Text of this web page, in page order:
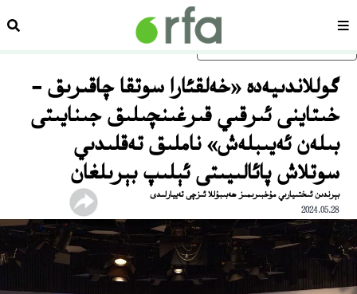
ئاساسلىق مەزمۇنغا ئاتلاڭسەھىپە
گوللاندىيەدە «خەلقئارا سوتقا چاقىرىق -
خىتاينى ئىرقىي قىرغىنچىلىق جىنايىتى
بىلەن ئەيىبلەش» ناملىق تەقلىدىي
سوتلاش پائالىيىتى ئېلىپ بېرىلغان
بېرندىن ئىختىيارىي مۇخبىرىمىز ھەبىبۇللا ئىزچى تەييارلىدى
2024.05.28